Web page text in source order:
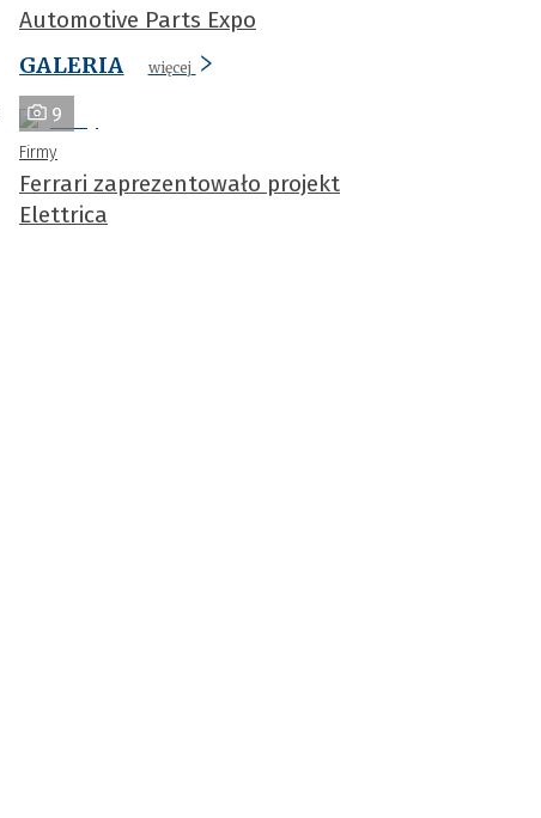
Automotive Parts Expo
GALERIA
więcej
9
Firmy
Ferrari zaprezentowało projekt
Elettrica